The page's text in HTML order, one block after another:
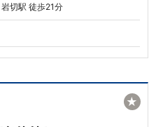
切駅 徒歩21分
★